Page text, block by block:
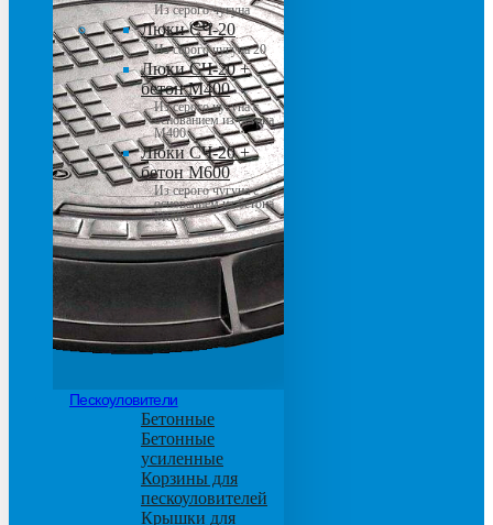
Из серого чугуна
Люки СЧ-20
Из серого чугуна 20
Люки СЧ-20 +
бетон М400
Из серого чугуна с
основанием из бетона
М400
Люки СЧ-20 +
бетон М600
Из серого чугуна с
основанием из бетона
М600
Пескоуловители
Бетонные
Бетонные
усиленные
Корзины для
пескоуловителей
Крышки для